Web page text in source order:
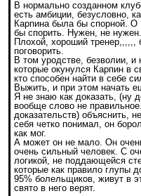
В нормально созданном
есть амбиции, безусловно,
Карпина была бы спорной.
бы спорить. Нужен, не нужен.
Плохой, хороший тренер,,,,,,
поговорить.
В том уродстве, безволии, и
которые окунулся Карпин в
кто способен найти в себе
Выжить, и при этом начать
Я не знаю как доказать, (ну
вообще слово не
доказательств) объяснить,
себя четко понимал, он
как мог.
А может он не мало. Он
очень сильный человек. С
логикой, не поддающейся
которые как правило глупы
95% болельщиков, живут в
свято в него верят.